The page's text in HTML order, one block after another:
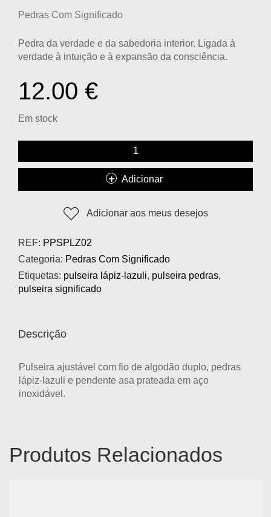
Pedras Com Significado
Pedra da verdade e da sabedoria interior. Ligada à
verdade à intuição e à expansão da consciência.
12.00 €
Em stock
Adicionar
Adicionar aos meus desejos
REF: PPSPLZ02
Categoria: Pedras Com Significado
Etiquetas: pulseira lápiz-lazuli, pulseira pedras,
pulseira significado
Descrição
Pulseira ajustável com fio de algodão duplo, pedras
lápiz-lazuli e pendente asa prateada em aço
inoxidável.
Produtos Relacionados